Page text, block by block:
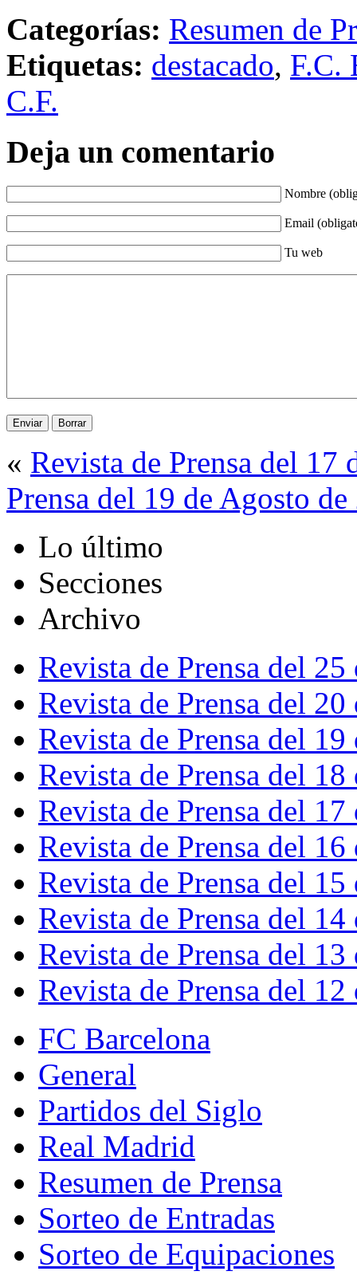
Categorías: Resumen de
Etiquetas: destacado, F.C.
C.F.
Deja un comentario
Nombre
Email
Tu web
« Revista de Prensa del 17
Prensa del 19 de Agosto
Lo último
Secciones
Archivo
Revista de Prensa del
Revista de Prensa del
Revista de Prensa del
Revista de Prensa del
Revista de Prensa del
Revista de Prensa del
Revista de Prensa del
Revista de Prensa del
Revista de Prensa del
Revista de Prensa del
FC Barcelona
General
Partidos del Siglo
Real Madrid
Resumen de Prensa
Sorteo de Entradas
Sorteo de Equipaciones